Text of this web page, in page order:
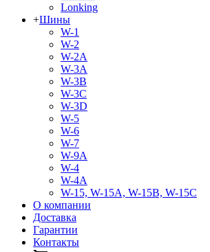
Lonking
+Шины
W-1
W-2
W-2A
W-3A
W-3B
W-3C
W-3D
W-5
W-6
W-7
W-9A
W-4
W-4A
W-15, W-15A, W-15B, W-15C
О компании
Доставка
Гарантии
Контакты